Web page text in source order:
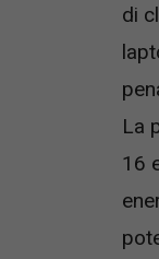
di
La
16